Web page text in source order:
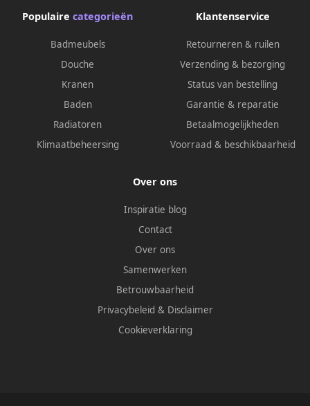
Populaire categorieën
Badmeubels
Douche
Kranen
Baden
Radiatoren
Klimaatbeheersing
Klantenservice
Retourneren & ruilen
Verzending & bezorging
Status van bestelling
Garantie & reparatie
Betaalmogelijkheden
Voorraad & beschikbaarheid
Over ons
Inspiratie blog
Contact
Over ons
Samenwerken
Betrouwbaarheid
Privacybeleid & Disclaimer
Cookieverklaring